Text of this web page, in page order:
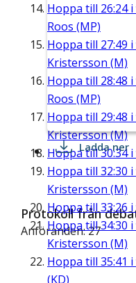
Hoppa till 26:24i
Roos (MP)
Hoppa till 27:49 i
Kristersson (M)
Hoppa till 28:48 i
Roos (MP)
Hoppa till 29:48 i
Kristersson (M)
Hoppa till30:34i
Hoppa till 32:30 i
Kristersson (M)
Hoppa till 33:26 i
Hoppa till34:30 i
Kristersson (M)
Hoppa till 35:41 i
(KD)
Ladda ner
Protokoll från
Anföranden: 27